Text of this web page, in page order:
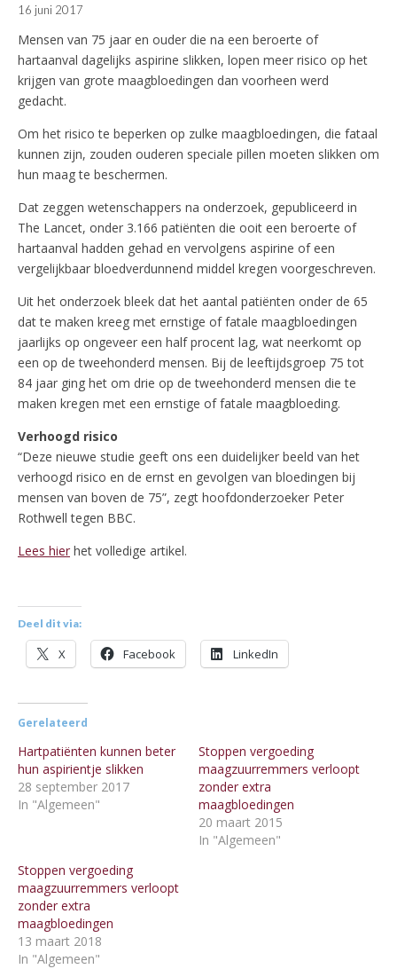
16 juni 2017
Mensen van 75 jaar en ouder die na een beroerte of
hartaanval dagelijks aspirine slikken, lopen meer risico op het
krijgen van grote maagbloedingen dan voorheen werd
gedacht.
Om het risico te beperken op zulke maagbloedingen, die fataal
kunnen zijn, zouden ouderen speciale pillen moeten slikken om
hun maag te beschermen.
Dat zeggen wetenschappers na onderzoek, gepubliceerd in
The Lancet, onder 3.166 patiënten die ooit een beroerte of
hartaanval hadden gehad en vervolgens aspirine of een
vergelijkbaar bloedverdunnend middel kregen voorgeschreven.
Uit het onderzoek bleek dat het aantal patiënten onder de 65
dat te maken kreeg met ernstige of fatale maagbloedingen
jaarlijks op ongeveer een half procent lag, wat neerkomt op
een op de tweehonderd mensen. Bij de leeftijdsgroep 75 tot
84 jaar ging het om drie op de tweehonderd mensen die te
maken kregen met een ernstige of fatale maagbloeding.
Verhoogd risico
“Deze nieuwe studie geeft ons een duidelijker beeld van het
verhoogd risico en de ernst en gevolgen van bloedingen bij
mensen van boven de 75”, zegt hoofdonderzoeker Peter
Rothwell tegen BBC.
Lees hier het volledige artikel.
Deel dit via:
X Facebook LinkedIn
Gerelateerd
Hartpatiënten kunnen beter
hun aspirientje slikken
28 september 2017
In "Algemeen"
Stoppen vergoeding
maagzuurremmers verloopt
zonder extra
maagbloedingen
20 maart 2015
In "Algemeen"
Stoppen vergoeding
maagzuurremmers verloopt
zonder extra
maagbloedingen
13 maart 2018
In "Algemeen"